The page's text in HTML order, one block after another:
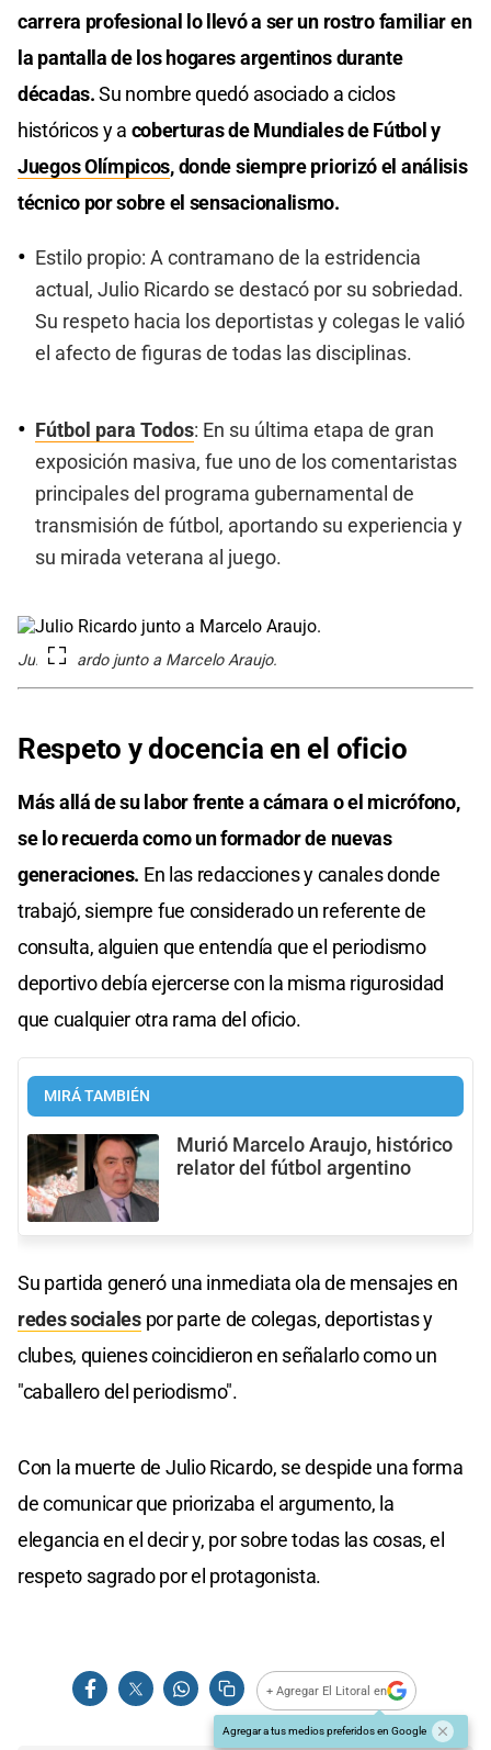
carrera profesional lo llevó a ser un rostro familiar en
la pantalla de los hogares argentinos durante
décadas.Su nombre quedó asociado a ciclos
históricos y a coberturas de Mundiales de Fútbol y
Juegos Olímpicos, donde siempre priorizó el análisis
técnico por sobre el sensacionalismo.
Estilo propio: A contramano de la estridencia
actual, Julio Ricardo se destacó por su sobriedad.
Su respeto hacia los deportistas y colegas le valió
el afecto de figuras de todas las disciplinas.
Fútbol para Todos: En su última etapa de gran
exposición masiva, fue uno de los comentaristas
principales del programa gubernamental de
transmisión de fútbol, aportando su experiencia y
su mirada veterana al juego.
Julio Ricardo junto a Marcelo Araujo.
Respeto y docencia en el oficio
Más allá de su labor frente a cámara o el micrófono,
se lo recuerda como un formador de nuevas
generaciones. En las redacciones y canales donde
trabajó, siempre fue considerado un referente de
consulta, alguien que entendía que el periodismo
deportivo debía ejercerse con la misma rigurosidad
que cualquier otra rama del oficio.
MIRÁ TAMBIÉN
Murió Marcelo Araujo, histórico
relator del fútbol argentino
Su partida generó una inmediata ola de mensajes en
redes socialespor parte de colegas, deportistas y
clubes, quienes coincidieron en señalarlo como un
"caballero del periodismo".
Con la muerte de Julio Ricardo, se despide una forma
de comunicar que priorizaba el argumento, la
elegancia en el decir y, por sobre todas las cosas, el
respeto sagrado por el protagonista.
+ Agregar El Litoral en
Agregar a tus medios preferidos en Google